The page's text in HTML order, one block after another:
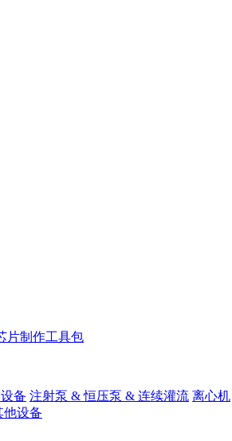
片制作工具包
备 注射泵 & 恒压泵 & 连续灌流 离心机
他设备